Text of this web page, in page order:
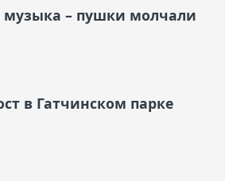
музыка – пушки молчали
в Гатчинском парке